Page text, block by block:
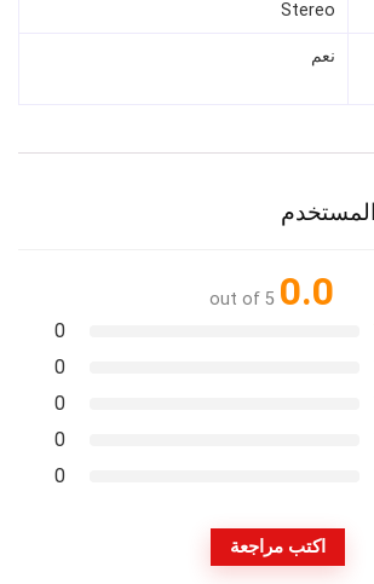
Stereo
نعم
0.0
out of 5
0
0
0
0
0
اكتب مراجعة